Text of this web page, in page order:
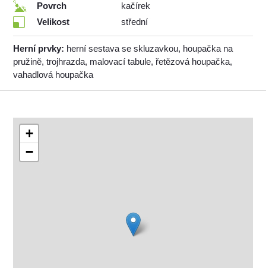
Povrch
kačírek
Velikost
střední
Herní prvky: herní sestava se skluzavkou, houpačka na
pružině, trojhrazda, malovací tabule, řetězová houpačka,
vahadlová houpačka
+
−